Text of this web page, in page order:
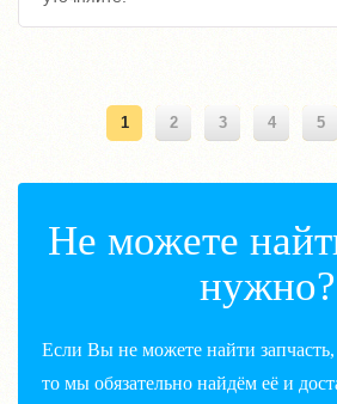
1 2 3 4 5
Не можете
нужно?
Если Вы не можете найти запчасть,
то мы обязательно найдём её и